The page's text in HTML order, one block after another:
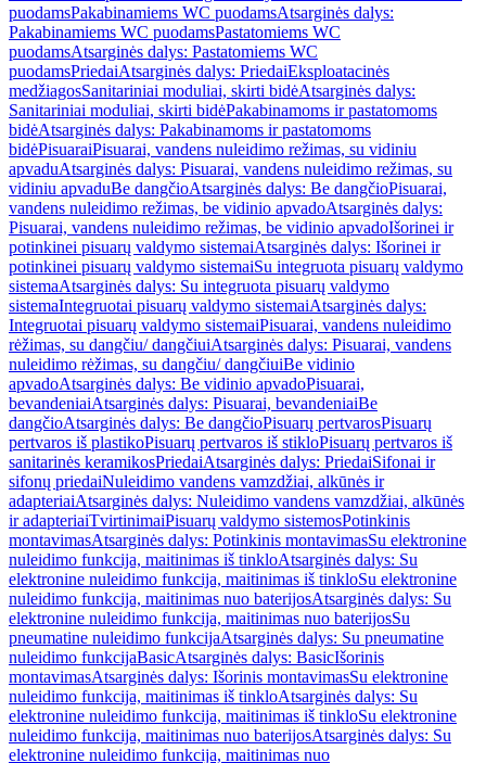
puodamsPakabinamiems WC puodamsAtsarginės dalys:
Pakabinamiems WC puodamsPastatomiems WC
puodamsAtsarginės dalys: Pastatomiems WC
puodamsPriedaiAtsarginės dalys: PriedaiEksploatacinės
medžiagosSanitariniai moduliai, skirti bidėAtsarginės dalys:
Sanitariniai moduliai, skirti bidėPakabinamoms ir pastatomoms
bidėAtsarginės dalys: Pakabinamoms ir pastatomoms
bidėPisuaraiPisuarai, vandens nuleidimo režimas, su vidiniu
apvaduAtsarginės dalys: Pisuarai, vandens nuleidimo režimas, su
vidiniu apvaduBe dangčioAtsarginės dalys: Be dangčioPisuarai,
vandens nuleidimo režimas, be vidinio apvadoAtsarginės dalys:
Pisuarai, vandens nuleidimo režimas, be vidinio apvadoIšorinei ir
potinkinei pisuarų valdymo sistemaiAtsarginės dalys: Išorinei ir
potinkinei pisuarų valdymo sistemaiSu integruota pisuarų valdymo
sistemaAtsarginės dalys: Su integruota pisuarų valdymo
sistemaIntegruotai pisuarų valdymo sistemaiAtsarginės dalys:
Integruotai pisuarų valdymo sistemaiPisuarai, vandens nuleidimo
rėžimas, su dangčiu/ dangčiuiAtsarginės dalys: Pisuarai, vandens
nuleidimo rėžimas, su dangčiu/ dangčiuiBe vidinio
apvadoAtsarginės dalys: Be vidinio apvadoPisuarai,
bevandeniaiAtsarginės dalys: Pisuarai, bevandeniaiBe
dangčioAtsarginės dalys: Be dangčioPisuarų pertvarosPisuarų
pertvaros iš plastikoPisuarų pertvaros iš stikloPisuarų pertvaros iš
sanitarinės keramikosPriedaiAtsarginės dalys: PriedaiSifonai ir
sifonų priedaiNuleidimo vandens vamzdžiai, alkūnės ir
adapteriaiAtsarginės dalys: Nuleidimo vandens vamzdžiai, alkūnės
ir adapteriaiTvirtinimaiPisuarų valdymo sistemosPotinkinis
montavimasAtsarginės dalys: Potinkinis montavimasSu elektronine
nuleidimo funkcija, maitinimas iš tinkloAtsarginės dalys: Su
elektronine nuleidimo funkcija, maitinimas iš tinkloSu elektronine
nuleidimo funkcija, maitinimas nuo baterijosAtsarginės dalys: Su
elektronine nuleidimo funkcija, maitinimas nuo baterijosSu
pneumatine nuleidimo funkcijaAtsarginės dalys: Su pneumatine
nuleidimo funkcijaBasicAtsarginės dalys: BasicIšorinis
montavimasAtsarginės dalys: Išorinis montavimasSu elektronine
nuleidimo funkcija, maitinimas iš tinkloAtsarginės dalys: Su
elektronine nuleidimo funkcija, maitinimas iš tinkloSu elektronine
nuleidimo funkcija, maitinimas nuo baterijosAtsarginės dalys: Su
elektronine nuleidimo funkcija, maitinimas nuo